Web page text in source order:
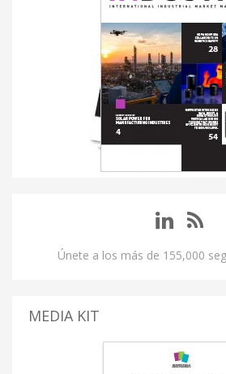
Únete a los más de 155,000
MEDIA KIT